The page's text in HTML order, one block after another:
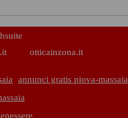
otticainzona.it
annunci gratis piova-massaia